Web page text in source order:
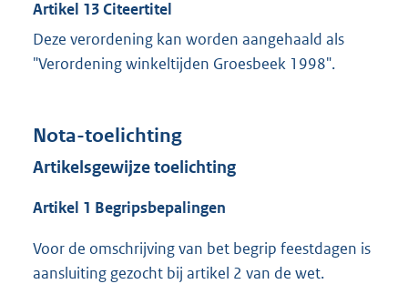
Artikel 13 Citeertitel
Deze verordening kan worden aangehaald als
"Verordening winkeltijden Groesbeek 1998".
Nota-toelichting
Artikelsgewijze toelichting
Artikel 1 Begripsbepalingen
Voor de omschrijving van bet begrip feestdagen is
aansluiting gezocht bij artikel 2 van de wet.